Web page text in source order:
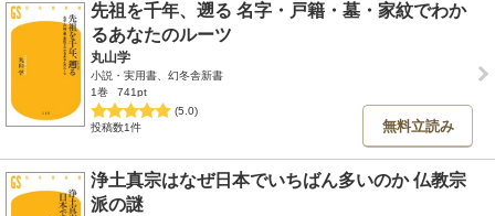
先祖を千年、遡る 名字・戸籍・墓・家紋でわか
るあなたのルーツ
丸山学
小説・実用書、幻冬舎新書
1巻
741pt
(5.0)
投稿数1件
無料立読み
浄土真宗はなぜ日本でいちばん多いのか 仏教宗
派の謎